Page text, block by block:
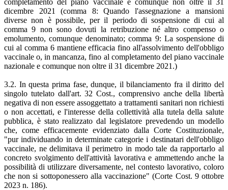
dicembre 2021 (comma 8: Quando l'assegnazione a mansioni
diverse non è possibile, per il periodo di sospensione di cui al
comma 9 non sono dovuti la retribuzione né altro compenso o
emolumento, comunque denominato; comma 9: La sospensione di
cui al comma 6 mantiene efficacia fino all'assolvimento dell'obbligo
vaccinale o, in mancanza, fino al completamento del piano vaccinale
nazionale e comunque non oltre il 31 dicembre 2021.)
3.2. In questa prima fase, dunque, il bilanciamento fra il diritto del
singolo tutelato dall'art. 32 Cost., comprensivo anche della libertà
negativa di non essere assoggettato a trattamenti sanitari non richiesti
o non accettati, e l'interesse della collettività alla tutela della salute
pubblica, è stato realizzato dal legislatore prevedendo un modello
che, come efficacemente evidenziato dalla Corte Costituzionale,
"pur individuando in determinate categorie i destinatari dell'obbligo
vaccinale, ne delimitava il perimetro in modo tale da rapportarlo al
concreto svolgimento dell'attività lavorativa e ammettendo anche la
possibilità di utilizzare diversamente, nel contesto lavorativo, coloro
che non si sottoponessero alla vaccinazione" (Corte Cost. 9 ottobre
2023 n. 186).